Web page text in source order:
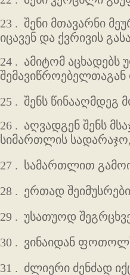
23 . შენი მთავარნი
იცავენ და ქვრივის
24 . ამიტომ აცხადებს
შემავიწროებელთაგან
25 . შენს წინააღმდეგ
26 . აღვადგენ შენს
სიმართლის
27 . სამართლით
28 . ერთად
29 . უსათუოდ
30 . ვინაიდან
31 . ძლიერი ძენძად